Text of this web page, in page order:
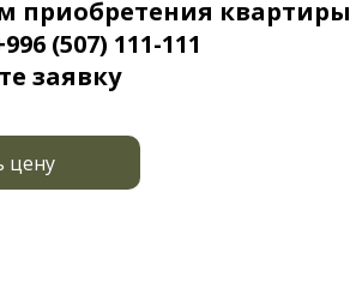
приобретения квартиры
(507) 111-111
заявку
цену